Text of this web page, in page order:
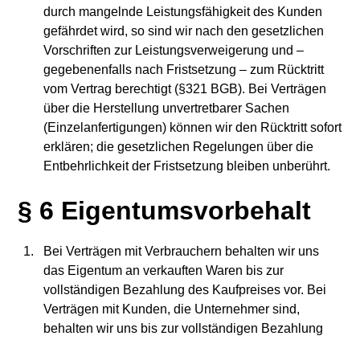
durch mangelnde Leistungsfähigkeit des Kunden
gefährdet wird, so sind wir nach den gesetzlichen
Vorschriften zur Leistungsverweigerung und –
gegebenenfalls nach Fristsetzung – zum Rücktritt
vom Vertrag berechtigt (§321 BGB). Bei Verträgen
über die Herstellung unvertretbarer Sachen
(Einzelanfertigungen) können wir den Rücktritt sofort
erklären; die gesetzlichen Regelungen über die
Entbehrlichkeit der Fristsetzung bleiben unberührt.
§ 6 Eigentumsvorbehalt
Bei Verträgen mit Verbrauchern behalten wir uns
das Eigentum an verkauften Waren bis zur
vollständigen Bezahlung des Kaufpreises vor. Bei
Verträgen mit Kunden, die Unternehmer sind,
behalten wir uns bis zur vollständigen Bezahlung